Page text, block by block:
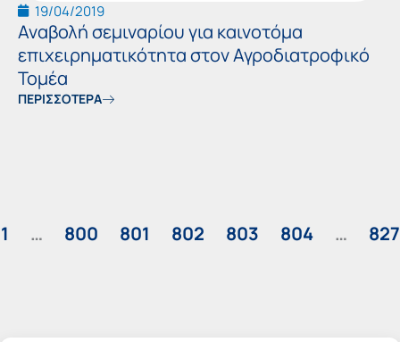
19/04/2019
Αναβολή σεμιναρίου για καινοτόμα
επιχειρηματικότητα στον Αγροδιατροφικό
Τομέα
ΠΕΡΙΣΣΟΤΕΡΑ
1 … 800 801 802 803 804 … 827